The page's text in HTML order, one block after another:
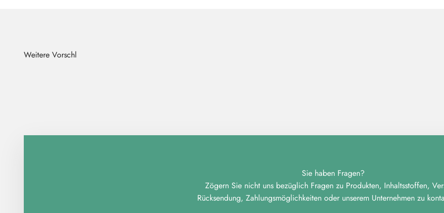
Sie haben Fragen?
Zögern Sie nicht uns bezüglich Fragen zu Produkten, Inhaltsstoffen,
Rücksendung, Zahlungsmöglichkeiten oder unserem Unternehmen zu